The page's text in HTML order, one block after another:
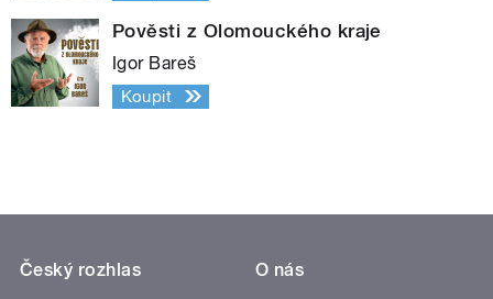
Pověsti z Olomouckého kraje
Igor Bareš
Koupit
Český rozhlas
O nás